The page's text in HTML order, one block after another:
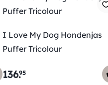
I Love My Dog Hondenjas
Puffer Tricolour
136.95